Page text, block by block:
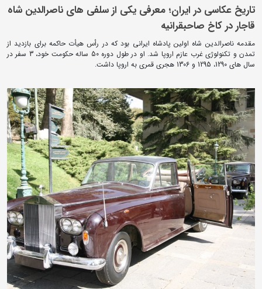
تاریخ عکاسی در ایران؛ معرفی یکی از سلفی های ناصرالدین شاه
قاجار در کاخ صاحبقرانیه
مقدمه ناصرالدین شاه اولین پادشاه ایرانی بود که در رأس هیأت حاکمه برای بازدید از
تمدن و تکنولوژی غرب عازم اروپا شد. او در طول دوره 50 ساله حکومت خود، 3 سفر در
سال های 1290، 1295 و 1306 هجری قمری به اروپا داشت.